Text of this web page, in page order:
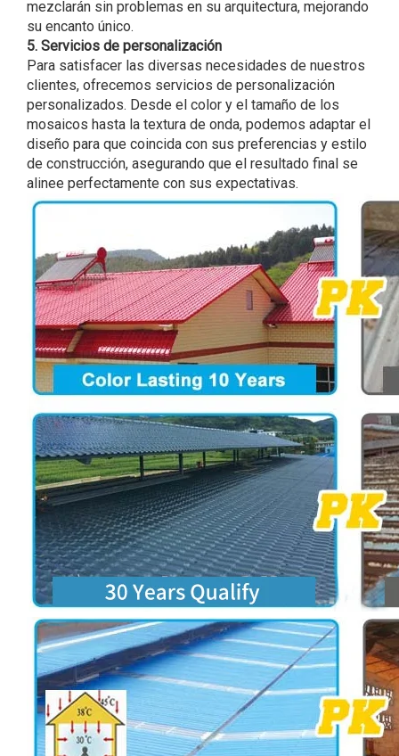
mezclarán sin problemas en su arquitectura, mejorando
su encanto único.
5. Servicios de personalización
Para satisfacer las diversas necesidades de nuestros
clientes, ofrecemos servicios de personalización
personalizados. Desde el color y el tamaño de los
mosaicos hasta la textura de onda, podemos adaptar el
diseño para que coincida con sus preferencias y estilo
de construcción, asegurando que el resultado final se
alinee perfectamente con sus expectativas.